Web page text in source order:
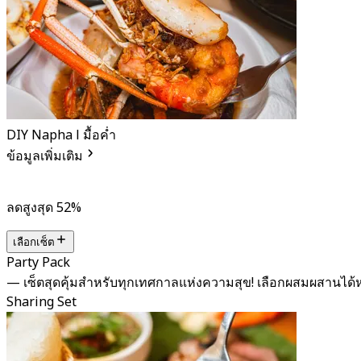
DIY Napha l มื้อค่ำ
ข้อมูลเพิ่มเติม
ลดสูงสุด 52%
เลือกเซ็ต
Party Pack
— เซ็ตสุดคุ้มสำหรับทุกเทศกาลแห่งความสุข! เลือกผสมผสานไ
Sharing Set